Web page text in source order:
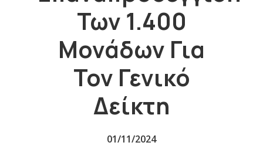
Των 1.400
Μονάδων Για
Τον Γενικό
Δείκτη
01/11/2024